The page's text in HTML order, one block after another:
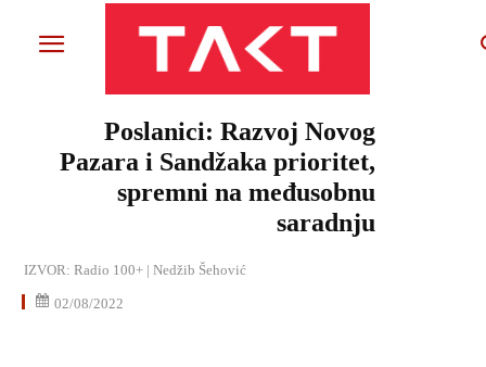
Poslanici: Razvoj Novog
Pazara i Sandžaka prioritet,
spremni na međusobnu
saradnju
IZVOR: Radio 100+ | Nedžib Šehović
02/08/2022